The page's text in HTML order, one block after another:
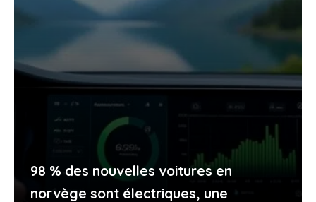
98 % des nouvelles voitures en
norvège sont électriques, une